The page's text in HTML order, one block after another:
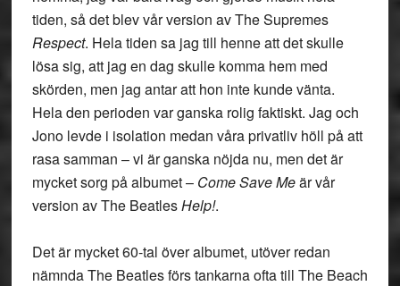
tiden, så det blev vår version av The Supremes
Respect. Hela tiden sa jag till henne att det skulle
lösa sig, att jag en dag skulle komma hem med
skörden, men jag antar att hon inte kunde vänta.
Hela den perioden var ganska rolig faktiskt. Jag och
Jono levde i isolation medan våra privatliv höll på att
rasa samman – vi är ganska nöjda nu, men det är
mycket sorg på albumet – Come Save Meär vår
version av The BeatlesHelp!.
Det är mycket 60-tal över albumet, utöver redan
nämnda The Beatles förs tankarna ofta till The Beach